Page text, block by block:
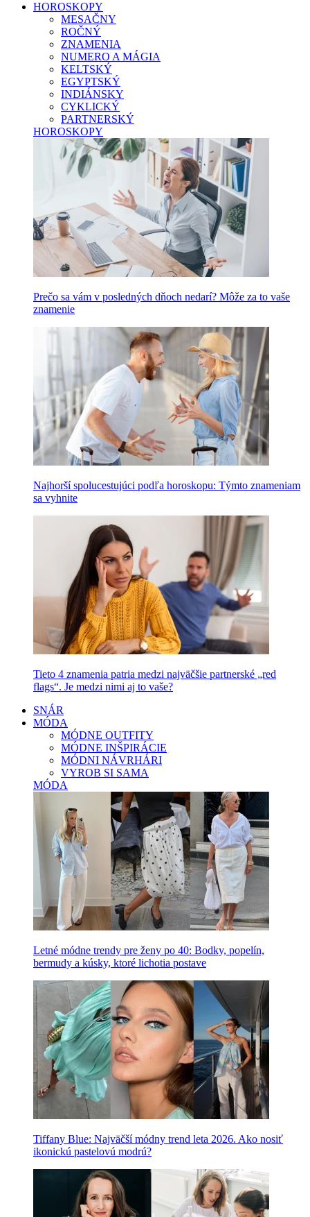
HOROSKOPY
MESAČNY
ROČNÝ
ZNAMENIA
NUMERO A MÁGIA
KELTSKÝ
EGYPTSKÝ
INDIÁNSKY
CYKLICKÝ
PARTNERSKÝ
HOROSKOPY
Prečo sa vám v posledných dňoch nedarí? Môže za to vaše
znamenie
Najhorší spolucestujúci podľa horoskopu: Týmto znameniam
sa vyhnite
Tieto 4 znamenia patria medzi najväčšie partnerské „red
flags“. Je medzi nimi aj to vaše?
SNÁR
MÓDA
MÓDNE OUTFITY
MÓDNE INŠPIRÁCIE
MÓDNI NÁVRHÁRI
VYROB SI SAMA
MÓDA
Letné módne trendy pre ženy po 40: Bodky, popelín,
bermudy a kúsky, ktoré lichotia postave
Tiffany Blue: Najväčší módny trend leta 2026. Ako nosiť
ikonickú pastelovú modrú?